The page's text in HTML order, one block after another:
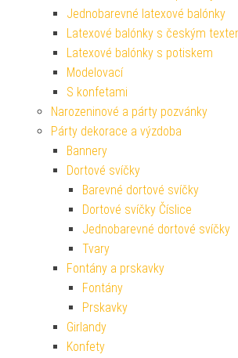
Jednobarevné latexové balónky
Latexové balónky s českým
Latexové balónky s potiskem
Modelovací
S konfetami
Narozeninové a párty pozvánky
Párty dekorace a výzdoba
Bannery
Dortové svíčky
Barevné dortové svíčky
Dortové svíčky Číslice
Jednobarevné dortové svíčky
Tvary
Fontány a prskavky
Fontány
Prskavky
Girlandy
Konfety